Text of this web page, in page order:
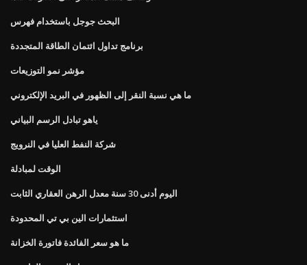
البحث جوجل باستخدام فهرس
برنامج تداول ائتمان الطاقة المتجددة
مؤشر نمو التوزيعات
ما هي نسبة النقر إلى الظهور في البريد الإلكتروني
ياهو تبادل الرسم البياني
شركة النفط العليا في النرويج
الوقت لمبادلة
اليوم أدنى 30 سنة معدل الرهن العقاري الثابت
استثمارات الين بي تي المحدودة
ما هو سعر الفائدة فاتورة الخزانة